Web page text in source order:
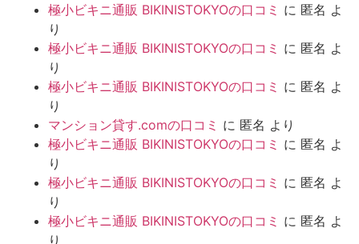
極小ビキニ通販 BIKINISTOKYOの口コミ に 匿名 よ
り
極小ビキニ通販 BIKINISTOKYOの口コミ に 匿名 よ
り
極小ビキニ通販 BIKINISTOKYOの口コミ に 匿名 よ
り
マンション貸す.comの口コミ に 匿名 より
極小ビキニ通販 BIKINISTOKYOの口コミ に 匿名 よ
り
極小ビキニ通販 BIKINISTOKYOの口コミ に 匿名 よ
り
極小ビキニ通販 BIKINISTOKYOの口コミ に 匿名 よ
り